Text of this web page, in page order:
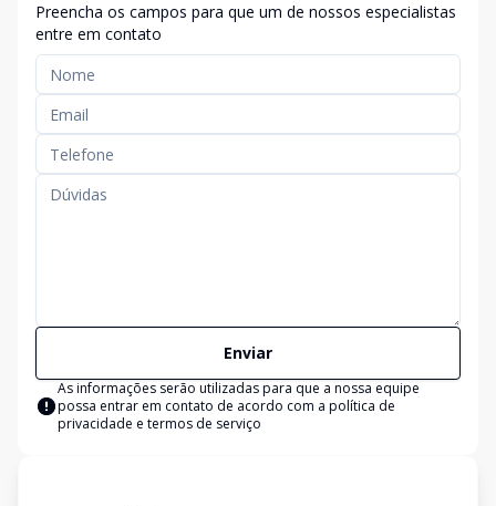
Preencha os campos para que um de nossos especialistas
entre em contato
Enviar
As informações serão utilizadas para que a nossa equipe
possa entrar em contato de acordo com a política de
privacidade e termos de serviço